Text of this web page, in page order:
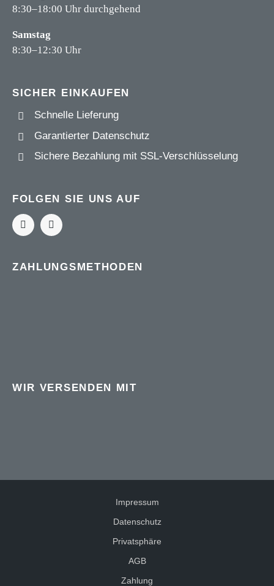
8:30–18:00 Uhr durchgehend
Samstag
8:30–12:30 Uhr
SICHER EINKAUFEN
Schnelle Lieferung
Garantierter Datenschutz
Sichere Bezahlung mit SSL-Verschlüsselung
FOLGEN SIE UNS AUF
ZAHLUNGSMETHODEN
WIR VERSENDEN MIT
Impressum
Datenschutz
Privatsphäre
AGB
Zahlung